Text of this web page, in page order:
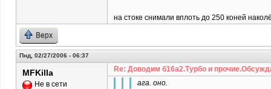
на стоке снимали вплоть до 250 коней
Верх
Пнд, 02/27/2006 - 06:37
MFKilla
Не в сети
Re: Доводим б16а2.Турбо и
ага. оно.